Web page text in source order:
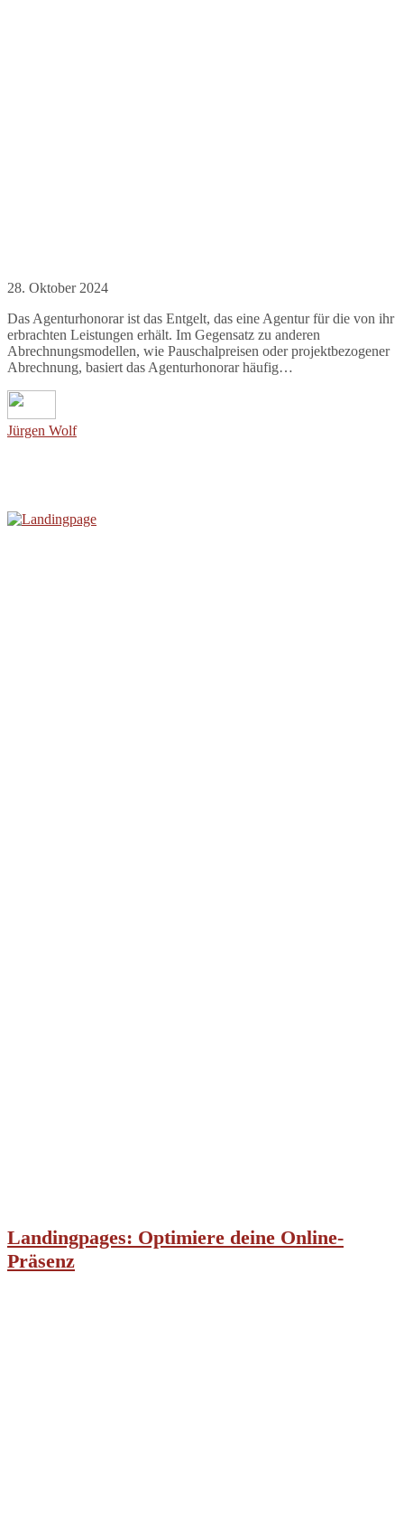
28. Oktober 2024
Das Agenturhonorar ist das Entgelt, das eine Agentur für die von ihr
erbrachten Leistungen erhält. Im Gegensatz zu anderen
Abrechnungsmodellen, wie Pauschalpreisen oder projektbezogener
Abrechnung, basiert das Agenturhonorar häufig…
Jürgen Wolf
Landingpages: Optimiere deine Online-
Präsenz